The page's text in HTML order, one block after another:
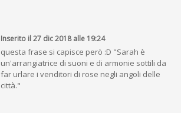
Inserito il 27 dic 2018 alle 19:24
questa frase si capisce però :D "Sarah è
un'arrangiatrice di suoni e di armonie sottili da
far urlare i venditori di rose negli angoli delle
città."